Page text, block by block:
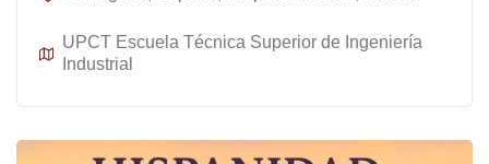
UPCT Escuela Técnica Superior de Ingeniería
Industrial